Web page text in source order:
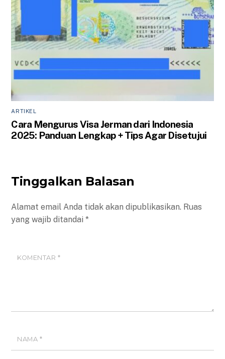
ARTIKEL
Cara Mengurus Visa Jerman dari Indonesia
2025: Panduan Lengkap + Tips Agar Disetujui
Tinggalkan Balasan
Alamat email Anda tidak akan dipublikasikan. Ruas
yang wajib ditandai*
KOMENTAR*
NAMA *